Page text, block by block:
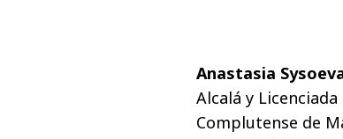
Anastasia
Alcalá y Licenciada
Complutense de